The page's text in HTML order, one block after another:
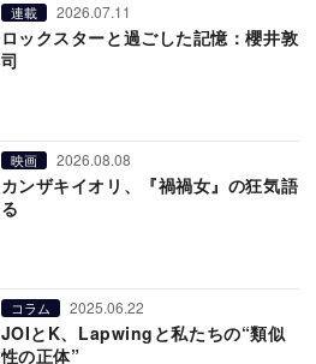
連載 2026.07.11
ロックスターと過ごした記憶：櫻井敦
司
映画 2026.08.08
カンザキイオリ、『禍禍女』の狂気語
る
コラム 2025.06.22
JOIとK、Lapwingと私たちの“類似
性の正体”